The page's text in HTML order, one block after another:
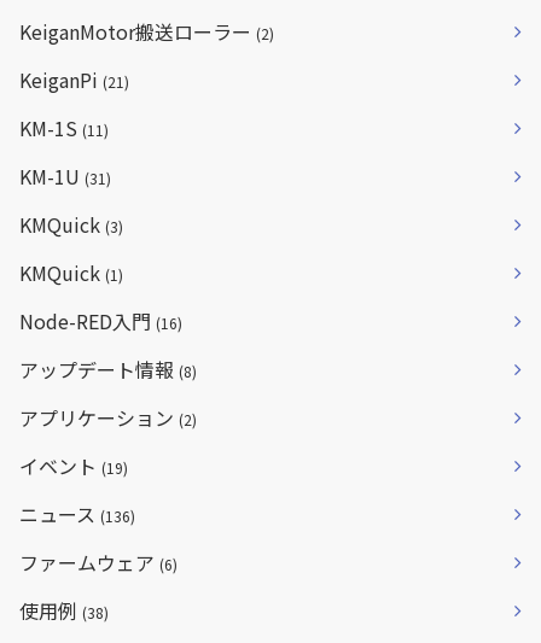
KeiganMotor搬送ローラー (2)
KeiganPi (21)
KM-1S (11)
KM-1U (31)
KMQuick (3)
KMQuick (1)
Node-RED入門 (16)
アップデート情報 (8)
アプリケーション (2)
イベント (19)
ニュース (136)
ファームウェア (6)
使用例 (38)